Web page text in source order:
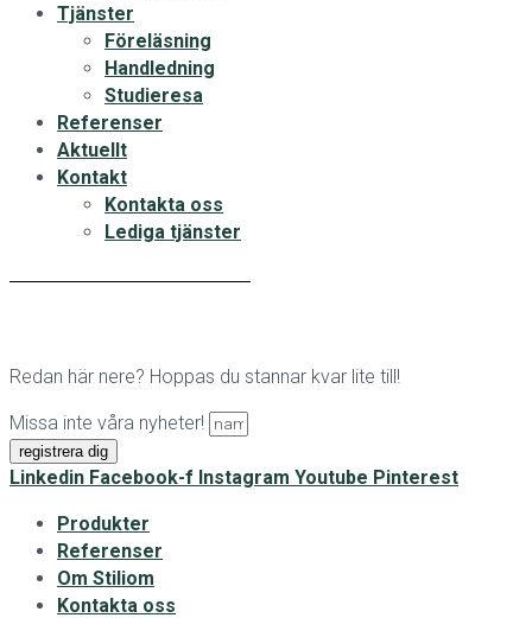
Tjänster
Föreläsning
Handledning
Studieresa
Referenser
Aktuellt
Kontakt
Kontakta oss
Lediga tjänster
Redan här nere? Hoppas du stannar kvar lite till!
Missa inte våra nyheter!
registrera dig
Linkedin Facebook-f Instagram Youtube Pinterest
Produkter
Referenser
Om Stiliom
Kontakta oss